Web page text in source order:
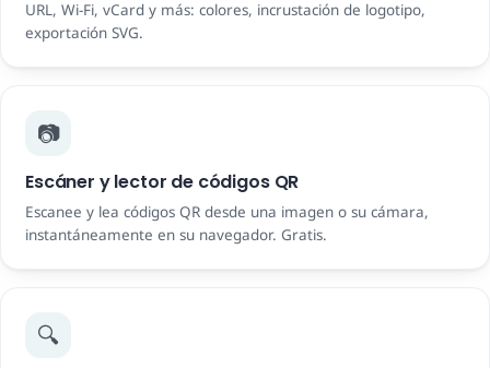
URL, Wi-Fi, vCard y más: colores, incrustación de logotipo,
exportación SVG.
📷
Escáner y lector de códigos QR
Escanee y lea códigos QR desde una imagen o su cámara,
instantáneamente en su navegador. Gratis.
🔍